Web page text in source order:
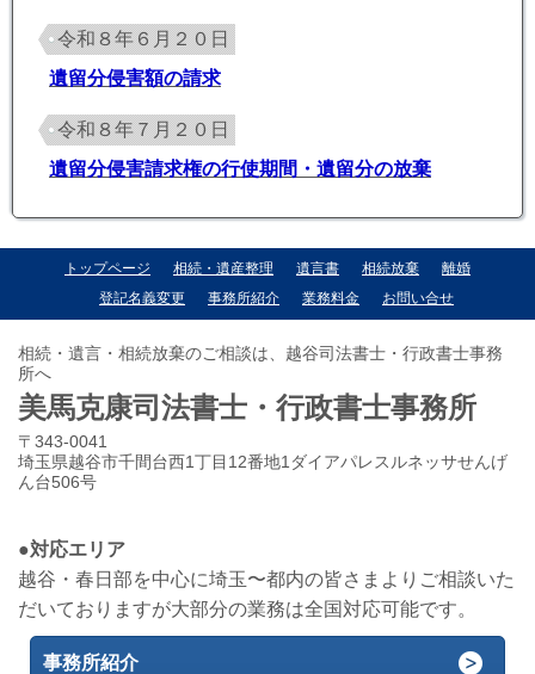
令和８年６月２０日
遺留分侵害額の請求
令和８年７月２０日
遺留分侵害請求権の行使期間・遺留分の放棄
トップページ 相続・遺産整理 遺言書 相続放棄
離婚
登記名義変更
事務所紹介 業務料金 お問い合せ
相続・遺言・相続放棄のご相談は、越谷司法書士・行政書士事務
所へ
美馬克康司法書士・行政書士事務所
〒343-0041
埼玉県越谷市千間台西1丁目12番地1ダイアパレスルネッサせんげ
ん台506号
●対応エリア
越谷・春日部を中心に埼玉〜都内の皆さまよりご相談いた
だいておりますが大部分の業務は全国対応可能です。
事務所紹介